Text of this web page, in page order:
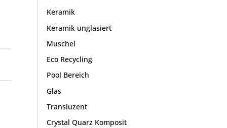
Keramik
Keramik unglasiert
Muschel
Eco Recycling
Pool Bereich
Glas
Transluzent
Crystal Quarz Komposit